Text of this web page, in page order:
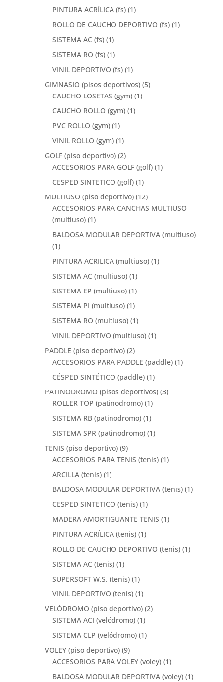
PINTURA ACRÍLICA (fs) (1)
ROLLO DE CAUCHO DEPORTIVO (fs) (1)
SISTEMA AC (fs) (1)
SISTEMA RO (fs) (1)
VINIL DEPORTIVO (fs) (1)
GIMNASIO (pisos deportivos) (5)
CAUCHO LOSETAS (gym) (1)
CAUCHO ROLLO (gym) (1)
PVC ROLLO (gym) (1)
VINIL ROLLO (gym) (1)
GOLF (piso deportivo) (2)
ACCESORIOS PARA GOLF (golf) (1)
CESPED SINTETICO (golf) (1)
MULTIUSO (piso deportivo) (12)
ACCESORIOS PARA CANCHAS MULTIUSO
(multiuso) (1)
BALDOSA MODULAR DEPORTIVA (multiuso)
(1)
PINTURA ACRILICA (multiuso) (1)
SISTEMA AC (multiuso) (1)
SISTEMA EP (multiuso) (1)
SISTEMA PI (multiuso) (1)
SISTEMA RO (multiuso) (1)
VINIL DEPORTIVO (multiuso) (1)
PADDLE (piso deportivo) (2)
ACCESORIOS PARA PADDLE (paddle) (1)
CÉSPED SINTÉTICO (paddle) (1)
PATINODROMO (pisos deportivos) (3)
ROLLER TOP (patinodromo) (1)
SISTEMA RB (patinodromo) (1)
SISTEMA SPR (patinodromo) (1)
TENIS (piso deportivo) (9)
ACCESORIOS PARA TENIS (tenis) (1)
ARCILLA (tenis) (1)
BALDOSA MODULAR DEPORTIVA (tenis) (1)
CESPED SINTETICO (tenis) (1)
MADERA AMORTIGUANTE TENIS (1)
PINTURA ACRÍLICA (tenis) (1)
ROLLO DE CAUCHO DEPORTIVO (tenis) (1)
SISTEMA AC (tenis) (1)
SUPERSOFT W.S. (tenis) (1)
VINIL DEPORTIVO (tenis) (1)
VELÓDROMO (piso deportivo) (2)
SISTEMA ACI (velódromo) (1)
SISTEMA CLP (velódromo) (1)
VOLEY (piso deportivo) (9)
ACCESORIOS PARA VOLEY (voley) (1)
BALDOSA MODULAR DEPORTIVA (voley) (1)